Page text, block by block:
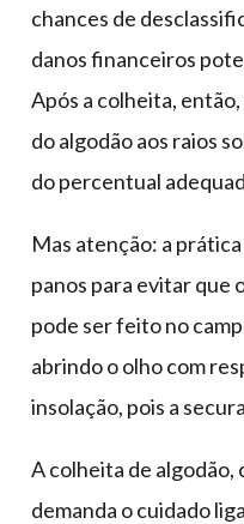
chances de
danos financeiros
Após a colheita,
do algodão aos raios
do percentual
Mas atenção: a
panos para evitar que
pode ser feito no
abrindo o olho com
insolação, pois a
A colheita de
demanda o cuidado